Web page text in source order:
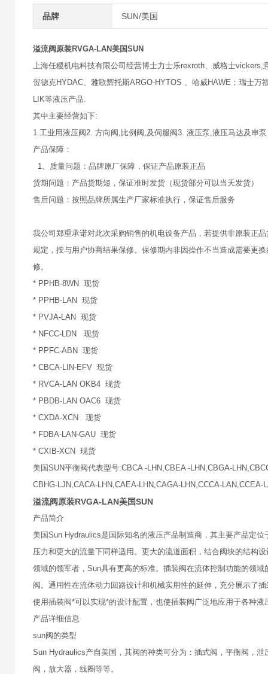
品牌 SUN/美国
溢流阀原装RVGA-LAN美国SUN
上海任稷机电科技有限公司经营博士力士乐rexroth、威格士
贺德克HYDAC、雅歌辉托斯ARGO-HYTOS 、哈威HAWE；瑞士
LIK等液压产品.
其中主要经营如下:
1.工业用液压阀2. 方向阀,比例阀,及伺服阀3. 液压泵,液压马达及串
产品保障：
1、质量问题：品牌原厂保障，保证产品原装正品
货期问题：产品货期短，保证准时发货（现货部分可以当天发货）
售后问题：按照品牌所属生产厂家标准执行，保证售后服务
我公司郑重承诺对此次采购销售的机电设备产品，若提供非原装正
规定，按与用户协商结果保修。保修期内非因操作不当造成需要更
修。
* PPHB-8WN 现货
* PPHB-LAN 现货
* PVJA-LAN 现货
* NFCC-LDN 现货
* PPFC-ABN 现货
* CBCA-LIN-EFV 现货
* RVCA-LAN OKB4 现货
* PBDB-LAN OAC6 现货
* CXDA-XCN 现货
* FDBA-LAN-GAU 现货
* CXIB-XCN 现货
美国SUN平衡阀代表型号:CBCA -LHN,CBEA -LHN,CBGA-
CBHG-LJN,CACA-LHN,CAEA-LHN,CAGA-LHN,CCCA-
溢流阀原装RVGA-LAN美国SUN
产品简介
美国Sun Hydraulics是国际知名的液压产品制造商，其主要产品定
压力和更大的流量下同样适用。更大的流道面积，结合阀块的结构
领域的领军者，Sun具有更高的标准。插装阀在流体控制功能的领
阀。通用性在流体动力回路设计和机械实用性的延伸，充分展示了
使用插装阀*可以实现*的设计配置，也使插装阀广泛地应用于各种液
产品详细信息
sun阀的类型
Sun Hydraulics产自美国，其阀的种类可分为：插式阀，平衡阀，
阀，放大器，线圈等等。